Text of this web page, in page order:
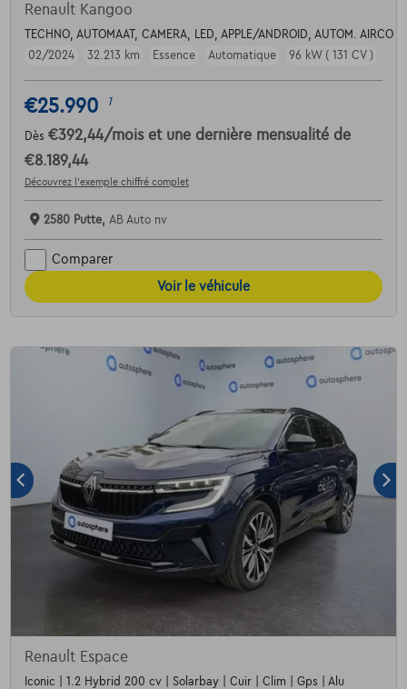
Renault Kangoo
TECHNO, AUTOMAAT, CAMERA, LED, APPLE/ANDROID, AUTOM. AIRCO
02/2024
32.213 km Essence Automatique 96 kW ( 131 CV )
€25.990 1
Dès €392,44/mois et une dernière mensualité de
€8.189,44
Découvrez l’exemple chiffré complet
2580 Putte, AB Auto nv
Comparer
Voir le véhicule
Renault Espace
Iconic | 1.2 Hybrid 200 cv | Solarbay | Cuir | Clim | Gps | Alu